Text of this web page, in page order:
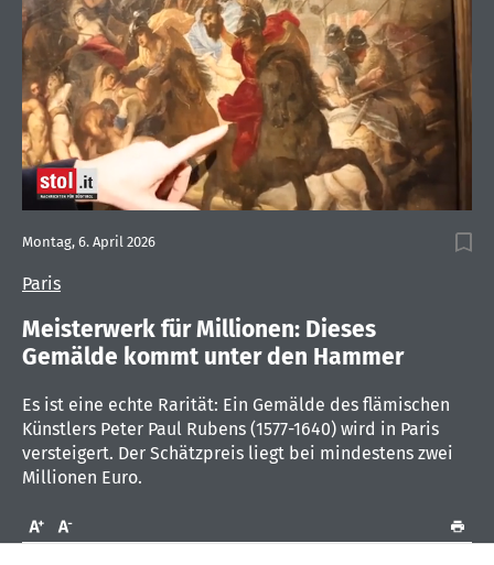
seconds
of
minute,
seconds
Paris
Montag, 6. April 2026
Meisterwerk für Millionen: Dieses
Gemälde kommt unter den Hammer
Es ist eine echte Rarität: Ein Gemälde des flämischen
Künstlers Peter Paul Rubens (1577-1640) wird in Paris
versteigert. Der Schätzpreis liegt bei mindestens zwei
Millionen Euro.